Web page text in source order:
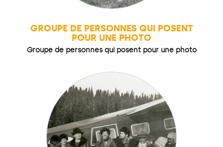
GROUPE DE PERSONNES QUI POSENT
POUR UNE PHOTO
Groupe de personnes qui posent pour une photo